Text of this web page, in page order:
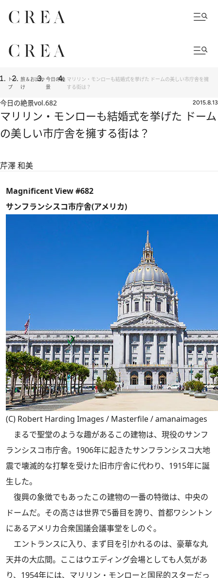
トッ
プ
旅＆お出か
け
今日の絶
景
マリリン・モンローも結婚式を挙げた ドームの美しい市庁舎を擁
する街は？
今日の絶景vol.682 2015.8.13
マリリン・モンローも結婚式を挙げた ドーム
の美しい市庁舎を擁する街は？
芹澤 和美
Magnificent View #682
サンフランシスコ市庁舎(アメリカ)
(C) Robert Harding Images / Masterfile / amanaimages
まるで聖堂のような趣があるこの建物は、現役のサンフ
ランシスコ市庁舎。1906年に起きたサンフランシスコ大地
震で壊滅的な打撃を受けた旧市庁舎に代わり、1915年に誕
生した。
復興の象徴でもあったこの建物の一番の特徴は、中央の
ドームだ。その高さは世界で5番目を誇り、首都ワシントン
にあるアメリカ合衆国議会議事堂をしのぐ。
エントランスに入り、まず目を引かれるのは、豪華な丸
天井の大広間。ここはウエディング会場としても人気があ
り、1954年には、マリリン・モンローと国民的スターだっ